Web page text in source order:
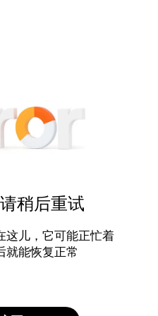
稍后重试
这儿，它可能正忙着
就能恢复正常